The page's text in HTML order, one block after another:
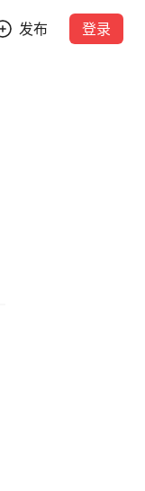
发布 登录